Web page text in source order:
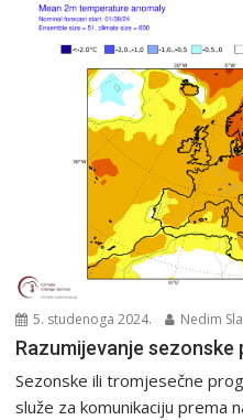
5. studenoga 2024. Nedim
Razumijevanje sezonske
Sezonske ili tromjesečne
služe za komunikaciju prema